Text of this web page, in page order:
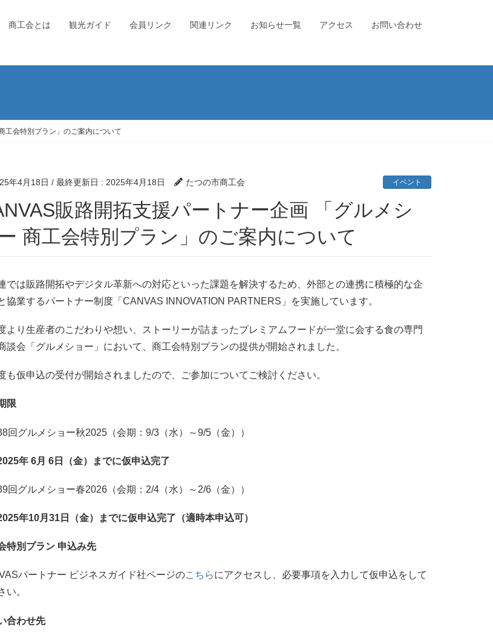
商工会とは 観光ガイド 会員リンク 関連リンク お知らせ一覧 アクセス お問い合わせ
工会特別プラン」のご案内について
年4月18日 / 最終更新日 : 2025年4月18日 たつの市商工会 イベント
商工会特別プラン」のご案内について
では販路開拓やデジタル革新への対応といった課題を解決するため、外部との連携に積極的な企
協業するパートナー制度「CANVAS INNOVATION PARTNERS」を実施しています。
より生産者のこだわりや想い、ストーリーが詰まったプレミアムフードが一堂に会する食の専門
談会「グルメショー」において、商工会特別プランの提供が開始されました。
も仮申込の受付が開始されましたので、ご参加についてご検討ください。
限
回グルメショー秋2025（会期：9/3（水）～9/5（金））
年 6月 6 日（金）までに仮申込完了
回グルメショー春2026（会期：2/4（水）～2/6（金））
年10月31日（金）までに仮申込完了（適時本申込可）
特別プラン 申込み先
パートナー ビジネスガイド社ページのこちらにアクセスし、必要事項を入力して仮申込をして
い。
合わせ先